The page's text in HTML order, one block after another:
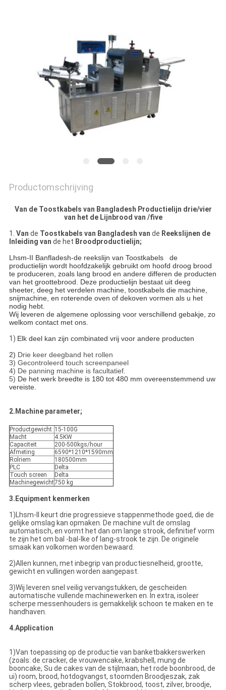
PRIVACY
Productomschrijving
Van de Toostkabels van Bangladesh Productielijn drie/vier
van het de Lijnbrood van /five
1. Van de Toostkabels van Bangladesh van de Reekslijnen de
Inleiding van de het Broodproductielijn;
Lhsm-II Banfladesh-de reekslijn van Toostkabels de
productielijn wordt hoofdzakelijk gebruikt om hoofd droog brood
te produceren, zoals lang brood en andere differen de producten
van het groottebrood. Deze productielijn bestaat uit deeg
sheeter, deeg het verdelen machine, toostkabels die machine,
snijmachine, en roterende oven of dekoven vormen als u het
nodig hebt.
Wij leveren de algemene oplossing voor verschillend gebakje, zo
welkom contact met ons.
1) Elk deel kan zijn combinated vrij voor andere producten
2) Drie keer deegband het rollen
3) Gecontroleerd touch screenpaneel
4) De panning machine is facultatief.
5) De het werk breedte is 180 tot 480 mm overeenstemmend uw
vereiste.
2.Machine parameter;
Productgewicht 15-100G
Macht
4.5KW
Capaciteit
200-500kgs/hour
Afmeting
6590*1210*1590mm
Rolriem
180500mm
PLC
Delta
Touch screen
Delta
Machinegewicht750 kg
3.Equipment kenmerken
1)Lhsm-II keurt drie progressieve stappenmethode goed, die de
gelijke omslag kan opmaken. De machine vult de omslag
automatisch, en vormt het dan om lange strook, definitief vorm
te zijn het om bal -bal-lke of lang-strook te zijn. De originele
smaak kan volkomen worden bewaard.
2)Allen kunnen, met inbegrip van productiesnelheid, grootte,
gewicht en vullingen worden aangepast.
3)Wij leveren snel veilig vervangstukken, de gescheiden
automatische vullende machinewerken en. In extra, isoleer
scherpe messenhouders is gemakkelijk schoon te maken en te
handhaven.
4.Application
1)Van toepassing op de productie van banketbakkerswerken
(zoals: de cracker, de vrouwencake, krabshell, mung de
booncake, Su de cakes van de stijlmaan, het rode boonbrood, de
ui) room, brood, hotdogvangst, stoomden Broodjeszak, zak
scherp vlees, gebraden bollen, Stokbrood, toost, zilver, broodje,